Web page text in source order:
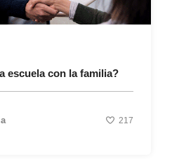
escuela con la familia?
217